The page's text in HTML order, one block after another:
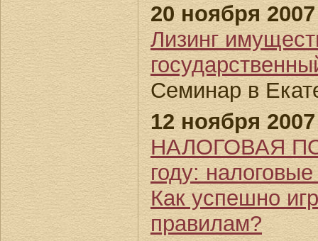
20 ноября 2007
Лизинг
Семинар в
12 ноября 2007
НАЛОГОВАЯ
году:
Как успешно
правилам?